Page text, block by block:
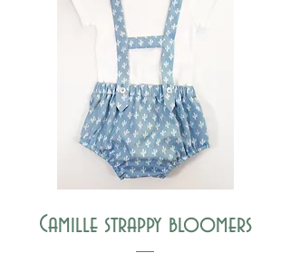
Camille strappy bloomers